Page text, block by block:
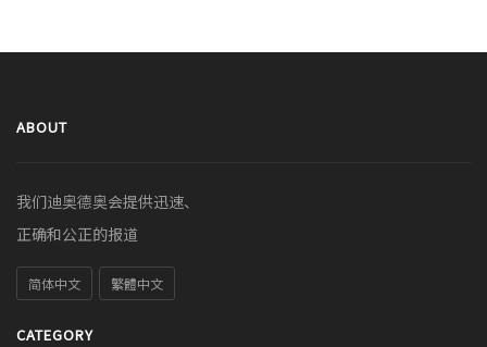
ABOUT
我们迪奥德奥会提供迅速、
正确和公正的报道
简体中文 繁體中文
CATEGORY